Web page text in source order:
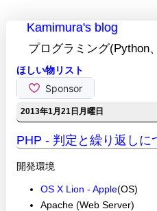
Kamimura's blog
プログラミング(Python
ほしい物リスト
2013年1月21日月曜日
PHP - 判定と繰り返しに
開発環境
OS X Lion - Apple(OS)
Apache (Web Server)